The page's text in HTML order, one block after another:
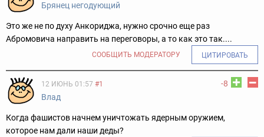
Брянец негодующий
Это же не по духу Анкориджа, нужно срочно еще раз
Абромовича направить на переговоры, а то как это так....
СООБЩИТЬ МОДЕРАТОРУ ЦИТИРОВАТЬ
-8
12 ИЮНЬ 01:57 #1
Влад
Когда фашистов начнем уничтожать ядерным оружием,
которое нам дали наши деды?